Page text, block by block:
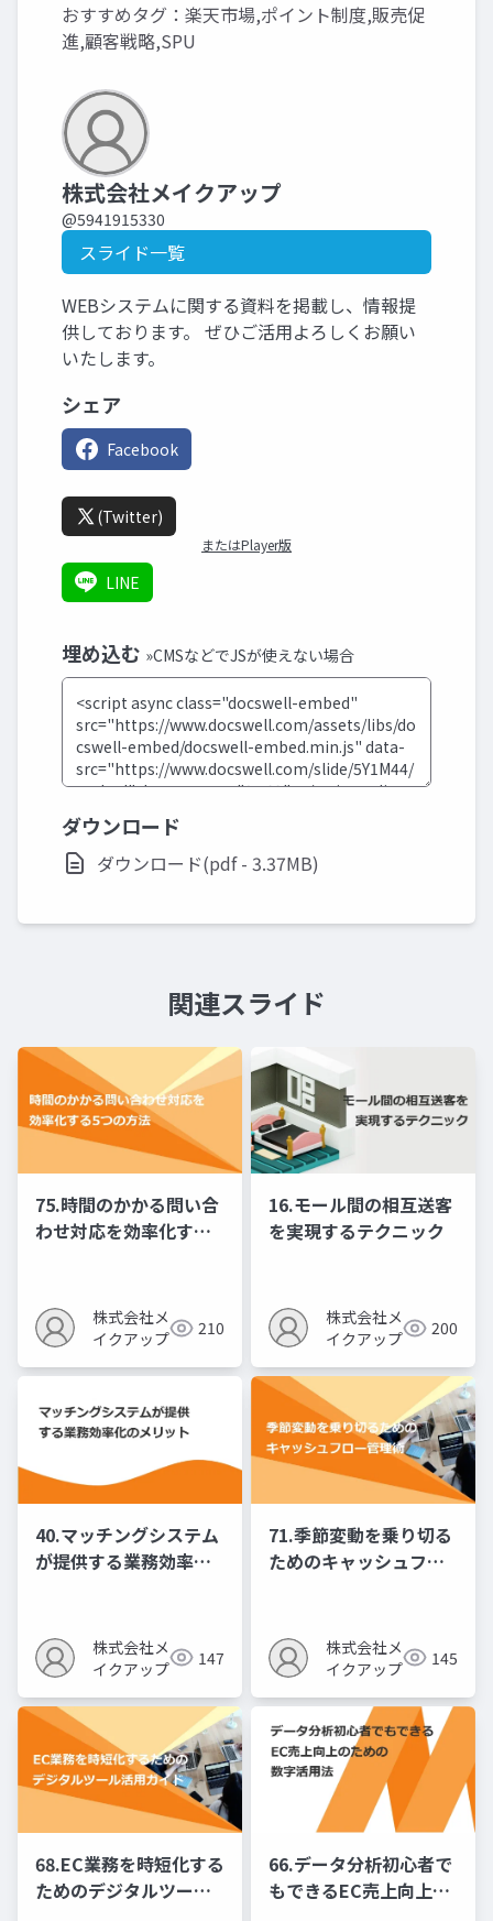
おすすめタグ：楽天市場,ポイント制度,販売促
進,顧客戦略,SPU
株式会社メイクアップ
@5941915330
スライド一覧
WEBシステムに関する資料を掲載し、情報提
供しております。 ぜひご活用よろしくお願い
いたします。
シェア
Facebook
(Twitter)
またはPlayer版
LINE
埋め込む »CMSなどでJSが使えない場合
ダウンロード
ダウンロード(pdf - 3.37MB)
関連スライド
75.時間のかかる問い合
わせ対応を効率化する5
株式会社メ
イクアップ
210
16.モール間の相互送客
を実現するテクニック
株式会社メ
イクアップ
200
40.マッチングシステム
が提供する業務効率化
株式会社メ
イクアップ
147
71.季節変動を乗り切る
ためのキャッシュフロ
株式会社メ
イクアップ
145
68.EC業務を時短化する
ためのデジタルツール
66.データ分析初心者で
もできるEC売上向上の